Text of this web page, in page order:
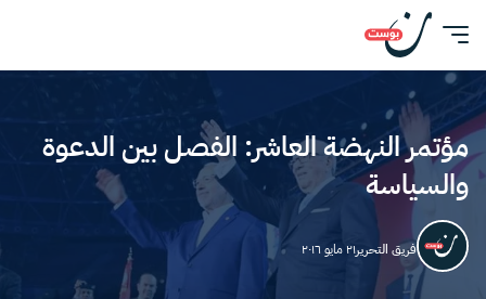
مؤتمر النهضة العاشر: الفصل بين الدعوة
والسياسة
فريق التحرير٢١ مايو ٢٠١٦